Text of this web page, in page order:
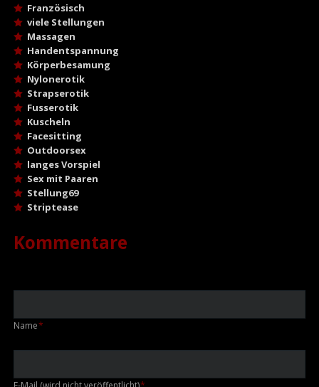
Französisch
viele Stellungen
Massagen
Handentspannung
Körperbesamung
Nylonerotik
Strapserotik
Fusserotik
Kuscheln
Facesitting
Outdoorsex
langes Vorspiel
Sex mit Paaren
Stellung69
Striptease
Kommentare
Pflichtfeld
Name*
Pflichtfeld